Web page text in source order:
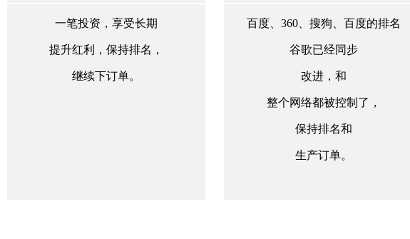
一笔投资，享受长期
提升红利，保持排名，
继续下订单。
百度、360、搜狗、百度的排名
谷歌已经同步
改进，和
整个网络都被控制了，
保持排名和
生产订单。